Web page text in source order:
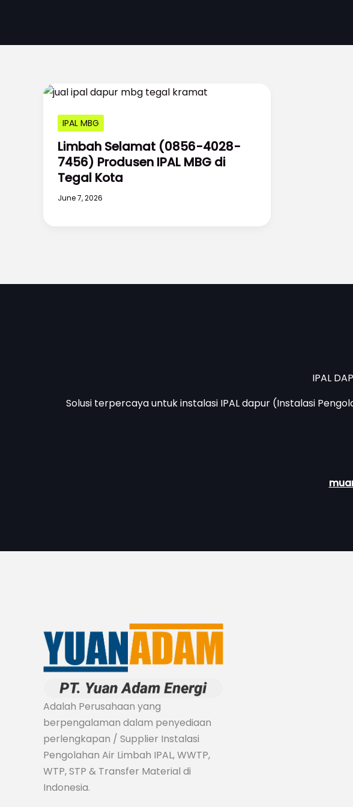
IPAL MBG
Limbah Selamat (0856-4028-
7456) Produsen IPAL MBG di
Tegal Kota
June 7, 2026
IPAL
Solusi terpercaya untuk instalasi IPAL dapur (Instalasi
Adalah Perusahaan yang
berpengalaman dalam penyediaan
perlengkapan / Supplier Instalasi
Pengolahan Air Limbah IPAL, WWTP,
WTP, STP & Transfer Material di
Indonesia.